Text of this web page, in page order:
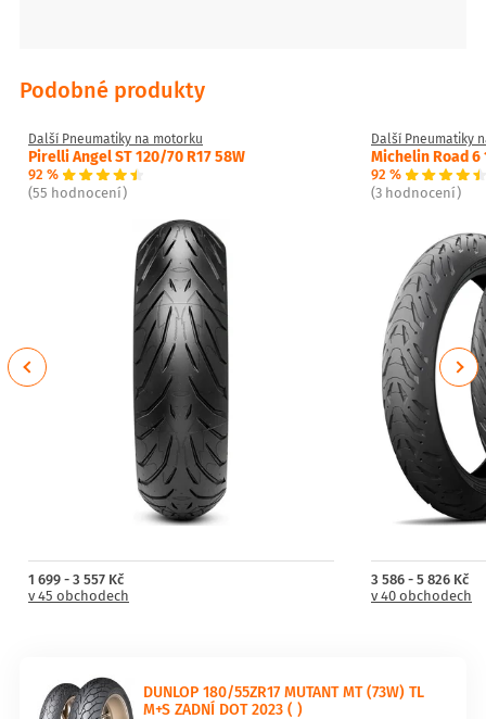
Podobné produkty
Další Pneumatiky na motorku
Pirelli Angel ST 120/70 R17 58W
92 %
(55 hodnocení)
1 699 - 3 557 Kč
v 45 obchodech
Další Pneumatiky
Michelin Road 6
92 %
(3 hodnocení)
3 586 - 5 826 Kč
v 40 obchodech
Previous Next
DUNLOP 180/55ZR17 MUTANT MT (73W) TL
M+S ZADNÍ DOT 2023 ( )